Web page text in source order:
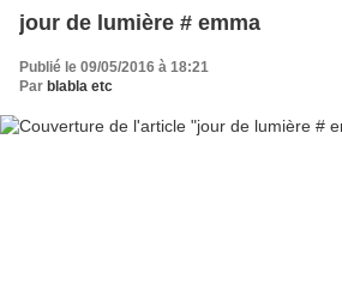
jour de lumière # emma
Publié le 09/05/2016 à 18:21
Par blabla etc